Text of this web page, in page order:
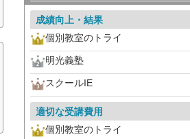
成績向上・結果
個別教室のトライ
明光義塾
スクールIE
適切な受講費用
個別教室のトライ